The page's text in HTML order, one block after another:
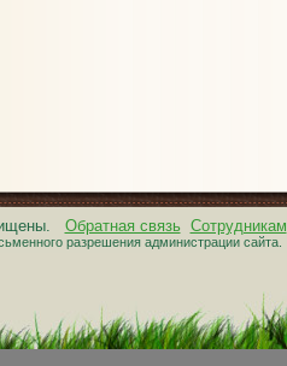
Обратная связь Сотрудникам
разрешения администрации сайта.